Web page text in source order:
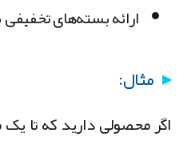
ارائه بسته‌های تخفیفی
مثال:
محصولی دارید که تا یک